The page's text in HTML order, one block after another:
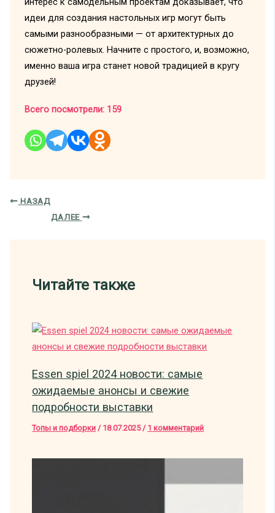
идеи для создания настольных игр могут быть
самыми разнообразными — от архитектурных до
сюжетно-ролевых. Начните с простого, и, возможно,
именно ваша игра станет новой традицией в кругу
друзей!
Всего посмотрели: 159
НАЗАД
ДАЛЕЕ
Читайте также
Essen spiel 2024 новости: самые
ожидаемые анонсы и свежие
подробности выставки
Топы и подборки / 18.07.2025 / 1 комментарий